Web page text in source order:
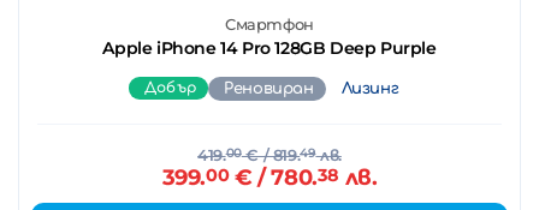
Смартфон
Apple iPhone 14 Pro 128GB Deep Purple
Добър Реновиран Лизинг
419.00€/ 819.49лв.
399.00€ / 780.38 лв.